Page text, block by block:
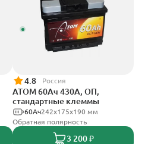
4.8 Россия
АТОМ 60Ач 430А, ОП,
стандартные клеммы
242х175х190 мм
60Ач
Обратная полярность
3 200 ₽